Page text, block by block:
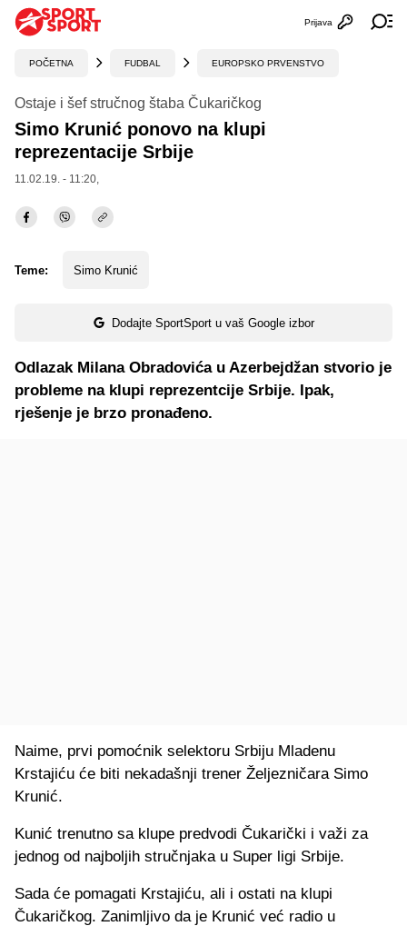
Otvori
Prijava
POČETNA FUDBAL EUROPSKO PRVENSTVO
Ostaje i šef stručnog štaba Čukaričkog
Simo Krunić ponovo na klupi
reprezentacije Srbije
11.02.19. - 11:20,
Teme: Simo Krunić
Dodajte SportSport u vaš Google izbor
Odlazak Milana Obradovića u Azerbejdžan stvorio je
probleme na klupi reprezentcije Srbije. Ipak,
rješenje je brzo pronađeno.
Naime, prvi pomoćnik selektoru Srbiju Mladenu
Krstajiću će biti nekadašnji trener Željezničara Simo
Krunić.
Kunić trenutno sa klupe predvodi Čukarički i važi za
jednog od najboljih stručnjaka u Super ligi Srbije.
Sada će pomagati Krstajiću, ali i ostati na klupi
Čukaričkog. Zanimljivo da je Krunić već radio u